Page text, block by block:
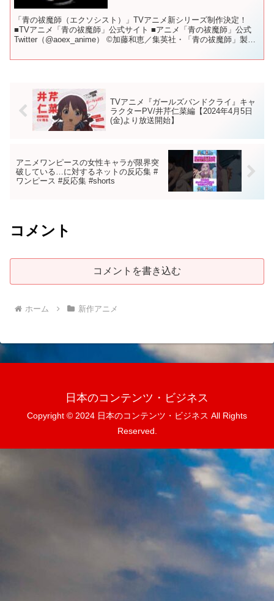
「青の祓魔師（エクソシスト）」TVアニメ新シリーズ制作決定！
■TVアニメ「青の祓魔師」公式サイト ■アニメ「青の祓魔師」公式
Twitter（@aoex_anime） ©加藤和恵／集英社・「青の祓魔師」製作
TVアニメ『ガールズバンドクライ』キャ
ラクターPV/井芹仁菜編【2024年4月5日
(金)より放送開始】
アニメワンピースの女性キャラが限界突
破している…に対するネットの反応集 #
ワンピース #反応集 #shorts
コメント
コメントを書き込む
ホーム 新作アニメ
日本のコンテンツ・ビジネス
Copyright © 2024 日本のコンテンツ・ビジネス All Rights
Reserved.